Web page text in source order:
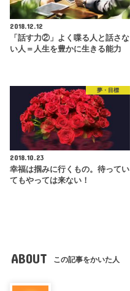
2018.12.12
「話す力②」よく喋る人と話さな
い人＝人生を豊かに生きる能力
夢・目標
2018.10.23
幸福は掴みに行くもの。待ってい
てもやっては来ない！
ABOUT この記事をかいた人